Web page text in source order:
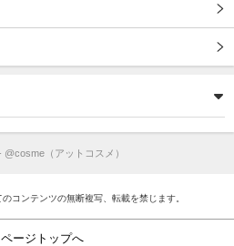
（アットコスメ）
コンテンツの無断複写、転載を禁じます。
ページトップへ